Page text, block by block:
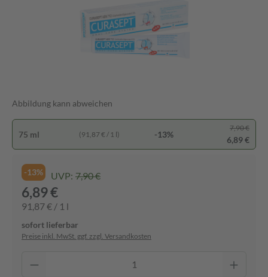
Abbildung kann abweichen
75 ml (91,87 € / 1 l) -13%
7,90 €
6,89 €
-13% UVP: 7,90 €
6,89 €
91,87 € / 1 l
sofort lieferbar
Preise inkl. MwSt. ggf. zzgl. Versandkosten